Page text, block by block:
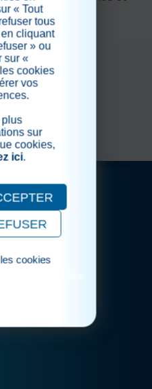
Baume
« Tout
tous
cliquant
» ou
sur «
cookies
vos
plus
sur
cookies,
ici.
cookies